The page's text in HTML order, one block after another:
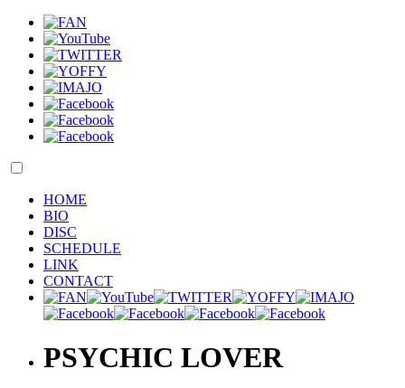
HOME
BIO
DISC
SCHEDULE
LINK
CONTACT
PSYCHIC LOVER